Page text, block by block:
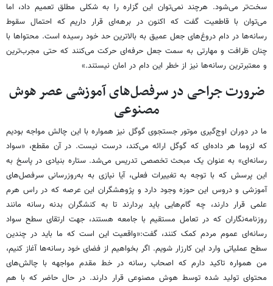
سخت‌تر می‌شود. هرچند نمی‌توان این گزاره را به شکلی مطلق تعمیم داد، اما
می‌توان با قاطعیت گفت که اکنون در برهه‌ای قرار داریم که احتمال سقوط
رسانه‌ها در دام دروغ‌های جعل عمیق به بالاترین حد خود رسیده است. محتواها با
چنان ظرافت و مهارتی به سمت جعل حرفه‌ای حرکت می‌کنند که حتی مجرب‌ترین
و معتبرترین رسانه‌ها نیز از خطر این دام در امان نیستند.»
ضرورت جراحی در سرفصل‌های آموزشی عصر هوش
مصنوعی
ما در دوران اوج‌گیری موتور جستجوی گوگل نیز همواره با این چالش مواجه بودیم
که لزوما هر داده‌ای که گوگل ارائه می‌کند، درست نیست. در آن مقطع، «سواد
رسانه‌ای» به عنوان یک مبحث تخصصی تدریس می‌شد. ستاره بنیادی در پاسخ به
این پرسش که با توجه به تغییرات فعلی، آیا نیازی به به‌روزرسانی سرفصل‌های
آموزشی و دروس این حوزه وجود دارد و پژوهشگران این عرصه که در راس هرم
علمی قرار دارند، چه گام‌هایی باید بردارند تا به کنشگران بدنه رسانه مانند
روزنامه‌نگاران که در تعامل مستقیم با جامعه هستند، جهت ارتقای سطح سواد
رسانه‌ای عموم مردم کمک کنند، گفت:«واقعیت این است که ما باید در چندین
سطح عملیاتی وارد این کارزار شویم. اگر بخواهیم از فضای خود رسانه‌ها آغاز کنیم،
من همواره تاکید دارم که اصحاب رسانه در خط مقدم مواجهه با چالش‌های
محتوای تولید شده توسط هوش مصنوعی قرار دارند. در حال حاضر که با هم